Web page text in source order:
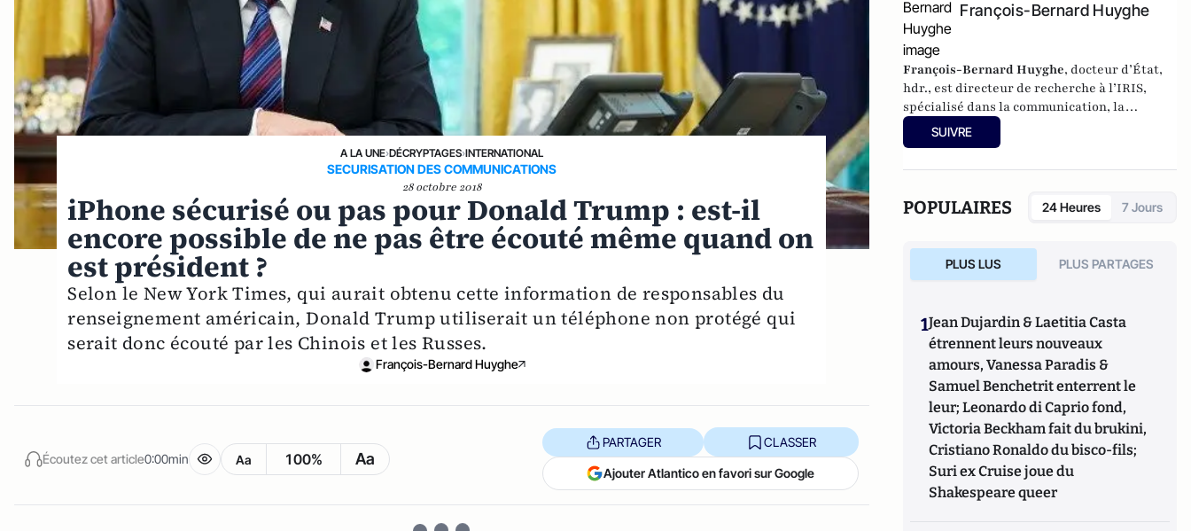
A LA UNE›DÉCRYPTAGES›INTERNATIONAL
SECURISATION DES COMMUNICATIONS
28 octobre 2018
iPhone sécurisé ou pas pour Donald Trump : est-il
encore possible de ne pas être écouté même quand on
est président ?
Selon le New York Times, qui aurait obtenu cette information de responsables du
renseignement américain, Donald Trump utiliserait un téléphone non protégé qui
serait donc écouté par les Chinois et les Russes.
François-Bernard Huyghe
Écoutez cet article0:00min Aa 100% Aa
PARTAGER CLASSER
Ajouter Atlantico en favori sur Google
François-Bernard Huyghe
François-Bernard Huyghe, docteur d’État,
hdr., est directeur de recherche à l’IRIS,
spécialisé dans la communication, la
cyberstratégie et l’intelligence économique,
derniers livres : « L’art de la guerre
éditeurs 2020).
SUIVRE
POPULAIRES 24 Heures 7 Jours
PLUS LUS PLUS PARTAGES
1Jean Dujardin & Laetitia Casta
étrennent leurs nouveaux
amours, Vanessa Paradis &
Samuel Benchetrit enterrent le
leur; Leonardo di Caprio fond,
Victoria Beckham fait du brukini,
Cristiano Ronaldo du bisco-fils;
Suri ex Cruise joue du
Shakespeare queer